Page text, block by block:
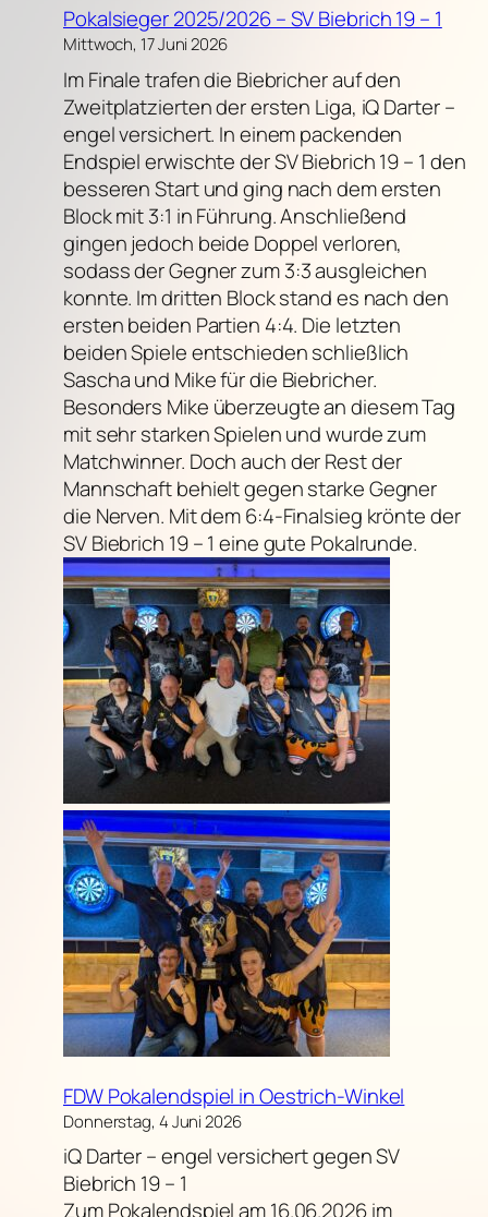
Pokalsieger 2025/2026 – SV Biebrich 19 – 1
Mittwoch, 17 Juni 2026
Im Finale trafen die Biebricher auf den
Zweitplatzierten der ersten Liga, iQ Darter –
engel versichert. In einem packenden
Endspiel erwischte der SV Biebrich 19 – 1 den
besseren Start und ging nach dem ersten
Block mit 3:1 in Führung. Anschließend
gingen jedoch beide Doppel verloren,
sodass der Gegner zum 3:3 ausgleichen
konnte. Im dritten Block stand es nach den
ersten beiden Partien 4:4. Die letzten
beiden Spiele entschieden schließlich
Sascha und Mike für die Biebricher.
Besonders Mike überzeugte an diesem Tag
mit sehr starken Spielen und wurde zum
Matchwinner. Doch auch der Rest der
Mannschaft behielt gegen starke Gegner
die Nerven. Mit dem 6:4-Finalsieg krönte der
SV Biebrich 19 – 1 eine gute Pokalrunde.
FDW Pokalendspiel in Oestrich-Winkel
Donnerstag, 4 Juni 2026
iQ Darter – engel versichert gegen SV
Biebrich 19 – 1
Zum Pokalendspiel am 16.06.2026 im